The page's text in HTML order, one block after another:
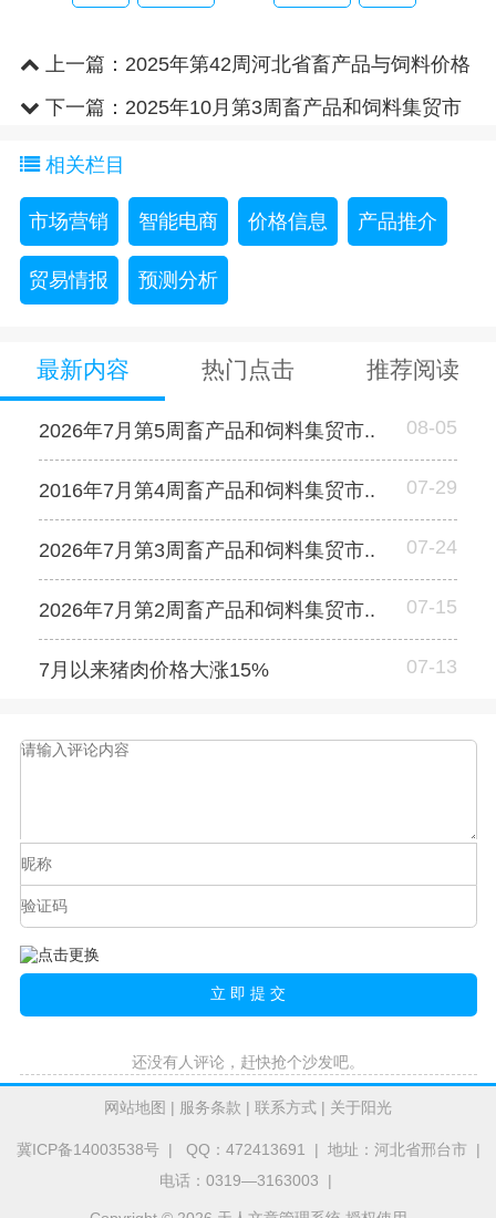
上一篇： 2025年第42周河北省畜产品与饲料价格
下一篇： 2025年10月第3周畜产品和饲料集贸市
相关栏目
市场营销 智能电商 价格信息 产品推介
贸易情报 预测分析
最新内容 热门点击 推荐阅读
2026年7月第5周畜产品和饲料集贸市.. 08-05
2016年7月第4周畜产品和饲料集贸市.. 07-29
2026年7月第3周畜产品和饲料集贸市.. 07-24
2026年7月第2周畜产品和饲料集贸市.. 07-15
7月以来猪肉价格大涨15% 07-13
还没有人评论，赶快抢个沙发吧。
网站地图 | 服务条款 | 联系方式 | 关于阳光
冀ICP备14003538号| QQ：472413691 | 地址：河北省邢台市 |
电话：0319—3163003 |